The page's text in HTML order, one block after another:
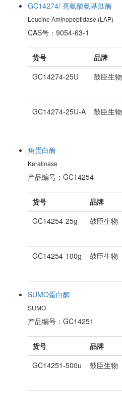
GC14274/ 亮氨酸氨基肽酶
Leucine Aminopeptidase (LAP)
CAS号：9054-63-1
货号 品牌
GC14274-25U
鼓臣生物
GC14274-25U-A 鼓臣生物
角蛋白酶
Keratinase
产品编号：GC14254
货号 品牌
GC14254-25g
鼓臣生物
GC14254-100g 鼓臣生物
SUMO蛋白酶
SUMO
产品编号：GC14251
货号 品牌
GC14251-500u
鼓臣生物